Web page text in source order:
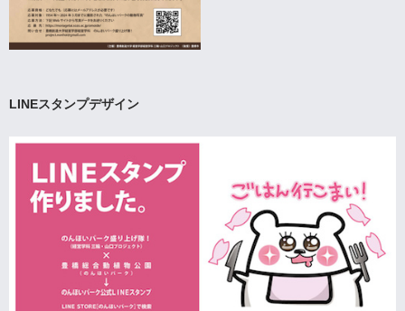
LINEスタンプデザイン